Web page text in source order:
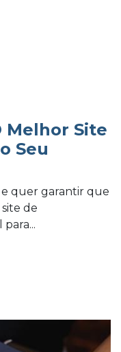
Melhor Site
Seu
e quer garantir que
de